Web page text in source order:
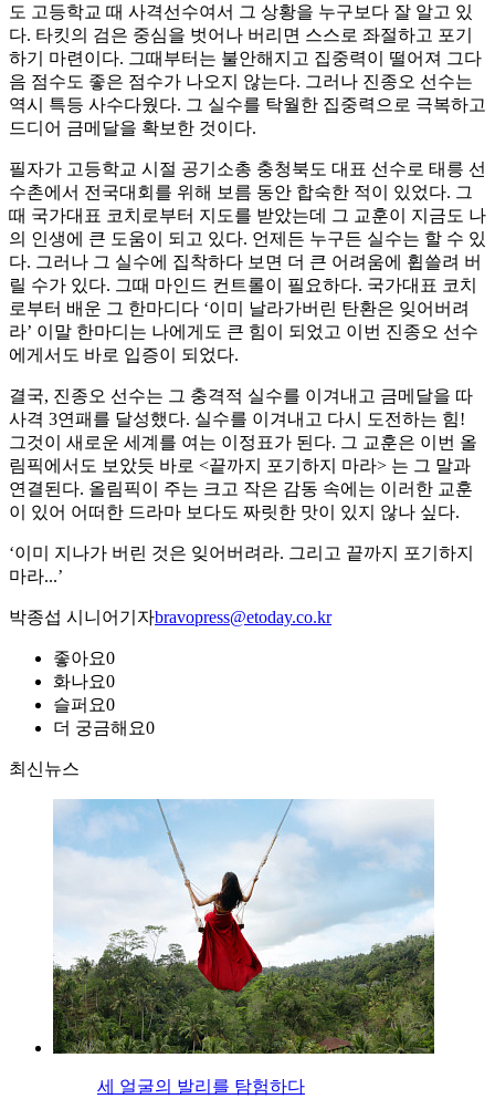
도 고등학교 때 사격선수여서 그 상황을 누구보다 잘 알고 있
다. 타킷의 검은 중심을 벗어나 버리면 스스로 좌절하고 포기
하기 마련이다. 그때부터는 불안해지고 집중력이 떨어져 그다
음 점수도 좋은 점수가 나오지 않는다. 그러나 진종오 선수는
역시 특등 사수다웠다. 그 실수를 탁월한 집중력으로 극복하고
드디어 금메달을 확보한 것이다.
필자가 고등학교 시절 공기소총 충청북도 대표 선수로 태릉 선
수촌에서 전국대회를 위해 보름 동안 합숙한 적이 있었다. 그
때 국가대표 코치로부터 지도를 받았는데 그 교훈이 지금도 나
의 인생에 큰 도움이 되고 있다. 언제든 누구든 실수는 할 수 있
다. 그러나 그 실수에 집착하다 보면 더 큰 어려움에 휩쓸려 버
릴 수가 있다. 그때 마인드 컨트롤이 필요하다. 국가대표 코치
로부터 배운 그 한마디다 ‘이미 날라가버린 탄환은 잊어버려
라’ 이말 한마디는 나에게도 큰 힘이 되었고 이번 진종오 선수
에게서도 바로 입증이 되었다.
결국, 진종오 선수는 그 충격적 실수를 이겨내고 금메달을 따
사격 3연패를 달성했다. 실수를 이겨내고 다시 도전하는 힘!
그것이 새로운 세계를 여는 이정표가 된다. 그 교훈은 이번 올
림픽에서도 보았듯 바로 <끝까지 포기하지 마라> 는 그 말과
연결된다. 올림픽이 주는 크고 작은 감동 속에는 이러한 교훈
이 있어 어떠한 드라마 보다도 짜릿한 맛이 있지 않나 싶다.
‘이미 지나가 버린 것은 잊어버려라. 그리고 끝까지 포기하지
마라...’
박종섭 시니어기자bravopress@etoday.co.kr
좋아요0
화나요0
슬퍼요0
더 궁금해요0
최신뉴스
세 얼굴의 발리를 탐험하다